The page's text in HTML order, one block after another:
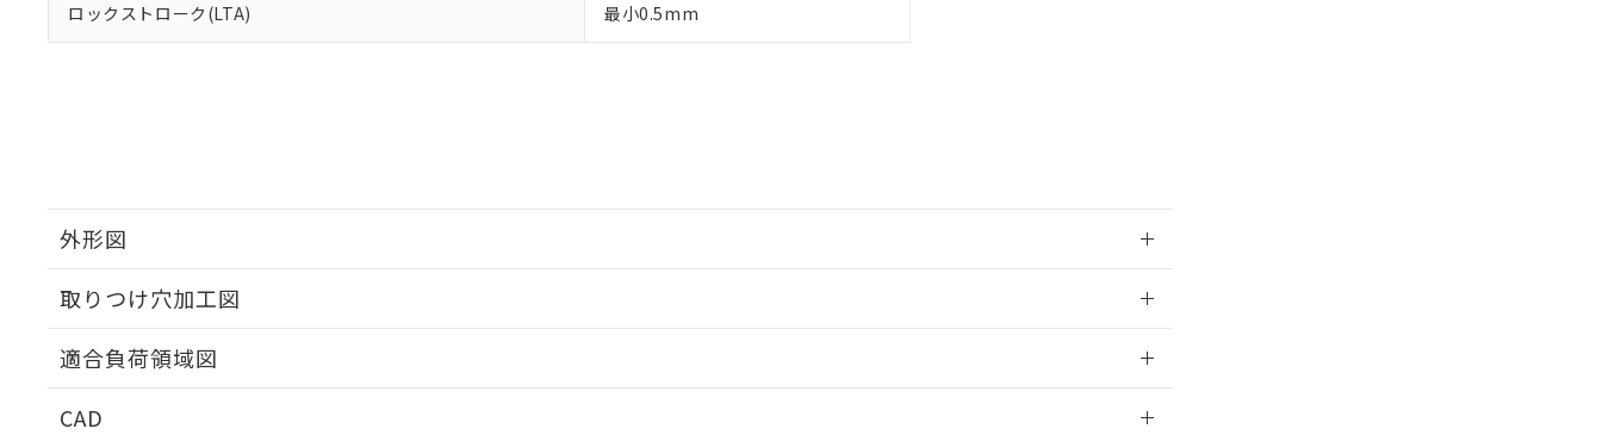
ロックストローク(LTA) 最小0.5mm
外形図
取りつけ穴加工図
適合負荷領域図
CAD